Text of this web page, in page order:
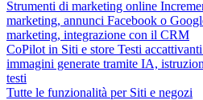
Strumenti di marketing online
marketing, annunci Facebook o
marketing, integrazione con il CRM
CoPilot in Siti e store Testi
immagini generate tramite IA,
testi
Tutte le funzionalità per Siti e negozi